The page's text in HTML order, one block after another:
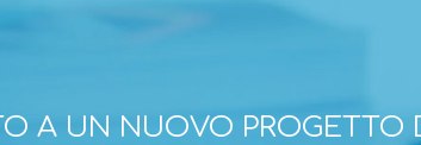
A UN NUOVO PROGETTO